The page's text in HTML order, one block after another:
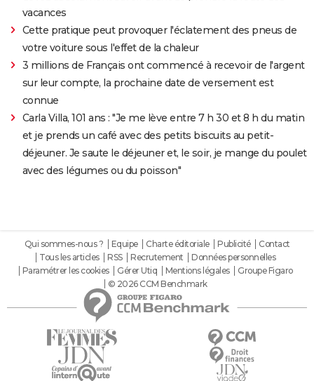
vacances
Cette pratique peut provoquer l'éclatement des pneus de
votre voiture sous l'effet de la chaleur
3 millions de Français ont commencé à recevoir de l'argent
sur leur compte, la prochaine date de versement est
connue
Carla Villa, 101 ans : "Je me lève entre 7 h 30 et 8 h du matin
et je prends un café avec des petits biscuits au petit-
déjeuner. Je saute le déjeuner et, le soir, je mange du poulet
avec des légumes ou du poisson"
Qui sommes-nous ? Equipe Charte éditoriale Publicité
Contact
Tous les articles
RSS Recrutement
Données personnelles
Paramétrer les cookies
Gérer Utiq Mentions légales
Groupe Figaro
© 2026 CCM Benchmark